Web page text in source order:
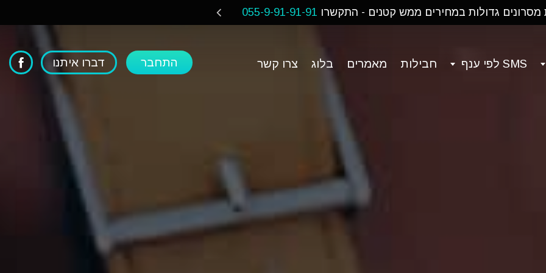
מסרונים גדולות במחירים ממש קטנים - התקשרו 055-9-91-91-91
SMS לפי ענף חבילות מאמרים בלוג צרו קשר התחבר דברו איתנו